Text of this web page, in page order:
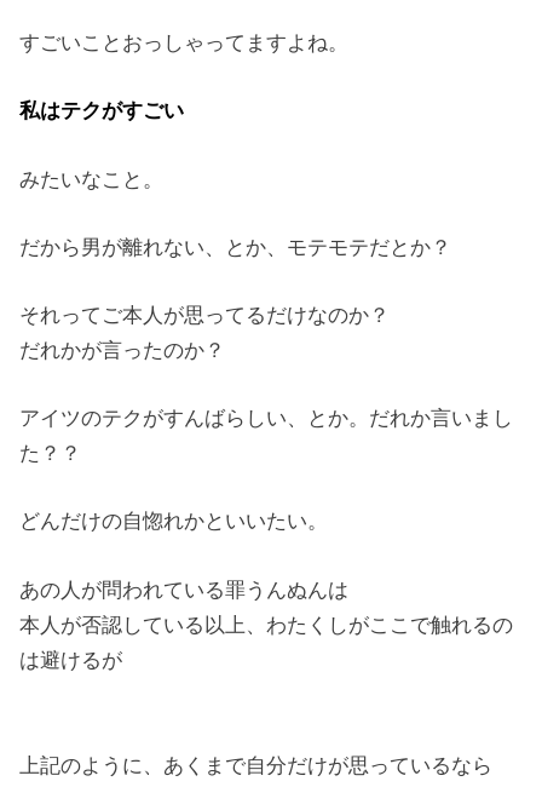
すごいことおっしゃってますよね。
私はテクがすごい
みたいなこと。
だから男が離れない、とか、モテモテだとか？
それってご本人が思ってるだけなのか？
だれかが言ったのか？
アイツのテクがすんばらしい、とか。だれか言いまし
た？？
どんだけの自惚れかといいたい。
あの人が問われている罪うんぬんは
本人が否認している以上、わたくしがここで触れるの
は避けるが
上記のように、あくまで自分だけが思っているなら